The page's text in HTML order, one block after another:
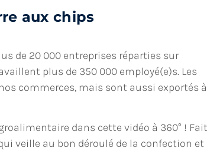
aux chips
de 20 000 entreprises réparties sur
plus de 350 000 employé(e)s. Les
commerces, mais sont aussi exportés à
dans cette vidéo à 360° !
veille au bon déroulé de la confection et